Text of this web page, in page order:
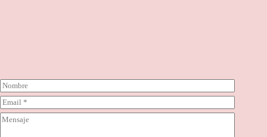
N
o
m
b
r
C
o
r
C